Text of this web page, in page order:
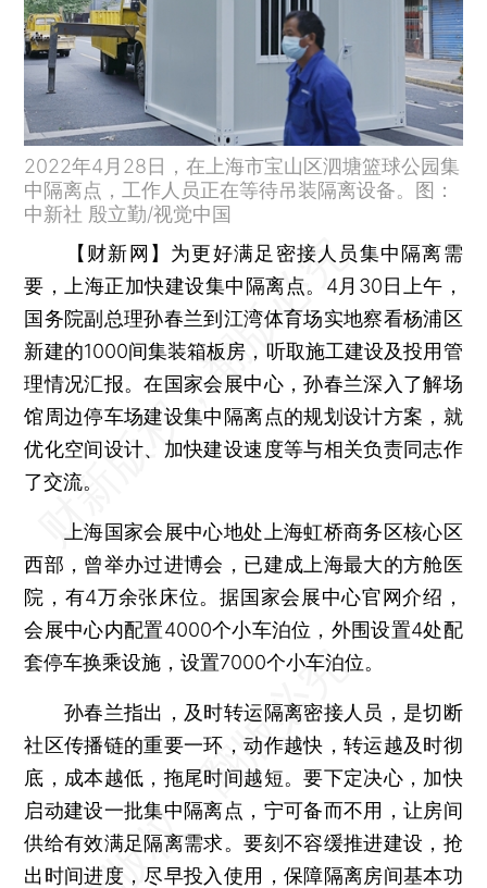
2022年4月28日，在上海市宝山区泗塘篮球公园集
中隔离点，工作人员正在等待吊装隔离设备。图：
中新社 殷立勤/视觉中国
【财新网】 为更好满足密接人员集中隔离需
要，上海正加快建设集中隔离点。4月30日上午，
国务院副总理孙春兰到江湾体育场实地察看杨浦区
新建的1000间集装箱板房，听取施工建设及投用管
理情况汇报。在国家会展中心，孙春兰深入了解场
馆周边停车场建设集中隔离点的规划设计方案，就
优化空间设计、加快建设速度等与相关负责同志作
了交流。
上海国家会展中心地处上海虹桥商务区核心区
西部，曾举办过进博会，已建成上海最大的方舱医
院，有4万余张床位。据国家会展中心官网介绍，
会展中心内配置4000个小车泊位，外围设置4处配
套停车换乘设施，设置7000个小车泊位。
孙春兰指出，及时转运隔离密接人员，是切断
社区传播链的重要一环，动作越快，转运越及时彻
底，成本越低，拖尾时间越短。要下定决心，加快
启动建设一批集中隔离点，宁可备而不用，让房间
供给有效满足隔离需求。要刻不容缓推进建设，抢
出时间进度，尽早投入使用，保障隔离房间基本功